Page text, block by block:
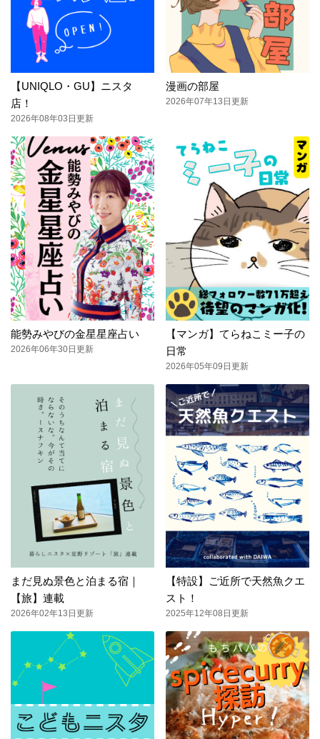
【UNIQLO・GU】ニスタ
店！
2026年08年03日更新
漫画の部屋
2026年07年13日更新
能勢みやびの金星星座占い
2026年06年30日更新
【マンガ】てらねこミー子の
日常
2026年05年09日更新
まだ見ぬ景色と泊まる宿｜
【旅】連載
2026年02年13日更新
【特設】ご近所で天然魚クエ
スト！
2025年12年08日更新